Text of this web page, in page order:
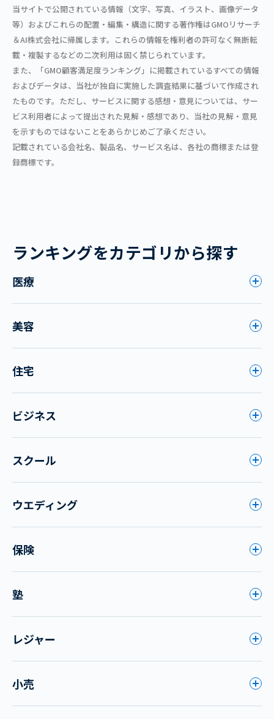
当サイトで公開されている情報（文字、写真、イラスト、画像データ
等）およびこれらの配置・編集・構造に関する著作権はGMOリサーチ
＆AI株式会社に帰属します。これらの情報を権利者の許可なく無断転
載・複製するなどの二次利用は固く禁じられています。
また、「GMO顧客満足度ランキング」に掲載されているすべての情報
およびデータは、当社が独自に実施した調査結果に基づいて作成され
たものです。ただし、サービスに関する感想・意見については、サー
ビス利用者によって提出された見解・感想であり、当社の見解・意見
を示すものではないことをあらかじめご了承ください。
記載されている会社名、製品名、サービス名は、各社の商標または登
録商標です。
ランキングをカテゴリから探す
医療
美容
住宅
ビジネス
スクール
ウエディング
保険
塾
レジャー
小売